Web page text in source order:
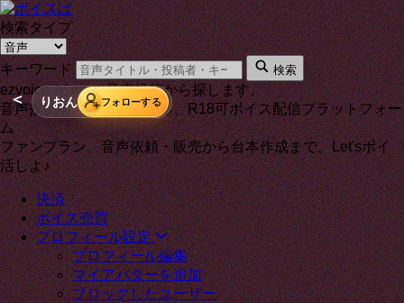
検索タイプ
キーワード 検索
ezvoice が on の音声投稿から探します。
音声投稿者と通話もできる、R18可ボイス配信プラットフォー
ム
ファンプラン、音声依頼・販売から台本作成まで。Let'sボイ
活しよ♪
決済
ボイス売買
プロフィール設定
プロフィール編集
マイアバターを追加
ブロックしたユーザー
＜ りおん フォローする